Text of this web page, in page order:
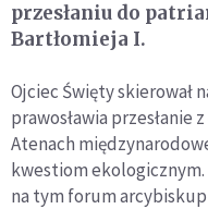
przesłaniu do
Bartłomieja I.
Ojciec Święty skierował
prawosławia przesłanie
Atenach
kwestiom
na tym forum